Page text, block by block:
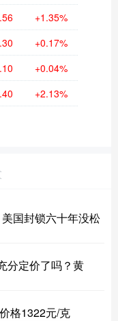
+1.35%
+0.17%
+0.04%
+2.13%
国封锁六十年没松
分定价了吗？黄
格1322元/克